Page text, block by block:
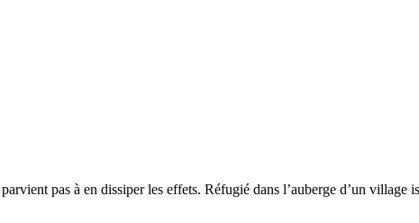
pas à en dissiper les effets. Réfugié dans l’auberge d’un village